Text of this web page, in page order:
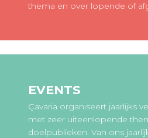
thema en over lopende of
EVENTS
Çavaria organiseert jaarlijks
met zeer uiteenlopende
doelpublieken. Van ons